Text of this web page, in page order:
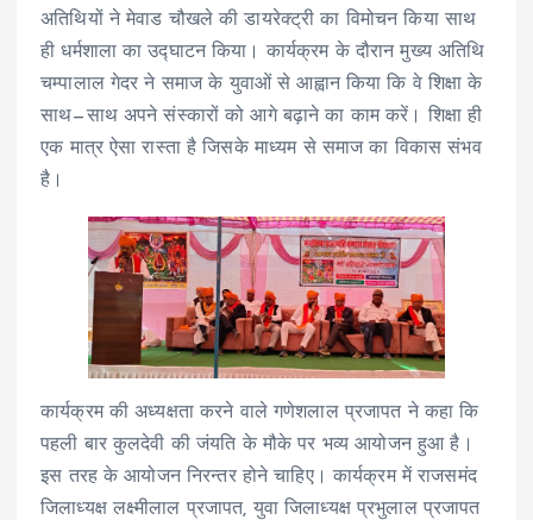
अतिथियों ने मेवाड चौखले की डायरेक्ट्री का विमोचन किया साथ
ही धर्मशाला का उद्घाटन किया। कार्यक्रम के दौरान मुख्य अतिथि
चम्पालाल गेदर ने समाज के युवाओं से आह्वान किया कि वे शिक्षा के
साथ—साथ अपने संस्कारों को आगे बढ़ाने का काम करें। शिक्षा ही
एक मात्र ऐसा रास्ता है जिसके माध्यम से समाज का विकास संभव
है।
कार्यक्रम की अध्यक्षता करने वाले गणेशलाल प्रजापत ने कहा कि
पहली बार कुलदेवी की जंयति के मौके पर भव्य आयोजन हुआ है।
इस तरह के आयोजन निरन्तर होने चाहिए। कार्यक्रम में राजसमंद
जिलाध्यक्ष लक्ष्मीलाल प्रजापत, युवा जिलाध्यक्ष प्रभुलाल प्रजापत